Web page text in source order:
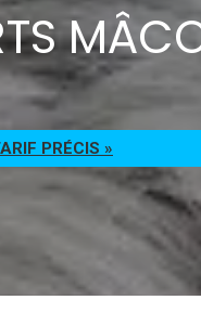
PRÉCIS »